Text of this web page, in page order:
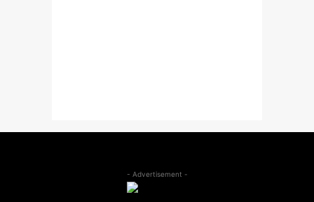
- Advertisement -